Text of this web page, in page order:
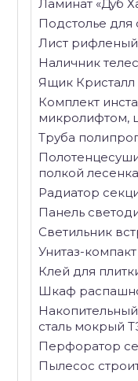
Ламинат «Дуб
Подстолье для
Лист
Наличник
Ящик Кристалл
Комплект
микролифтом,
Труба
полкой
Радиатор
Панель
Светильник
Унитаз-
Клей для
Шкаф
сталь мокрый
Перфоратор
Пылесос